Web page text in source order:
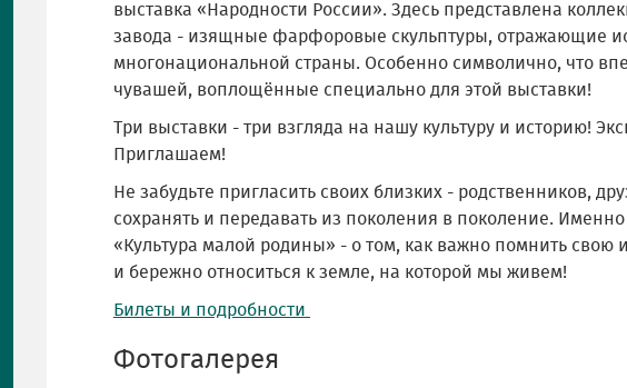
выставка «Народности России». Здесь представлена
завода - изящные фарфоровые скульптуры, отражающие
многонациональной страны. Особенно символично, что
чувашей, воплощённые специально для этой выставки!
Три выставки - три взгляда на нашу культуру и историю!
Приглашаем!
Не забудьте пригласить своих близких - родственников,
сохранять и передавать из поколения в поколение.
«Культура малой родины» - о том, как важно помнить свою
и бережно относиться к земле, на которой мы живем!
Билеты и подробности
Фотогалерея